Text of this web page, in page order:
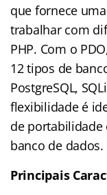
que fornece
trabalhar com
PHP. Com o
12 tipos de
PostgreSQL,
flexibilidade é
de
banco de dados.
Principais